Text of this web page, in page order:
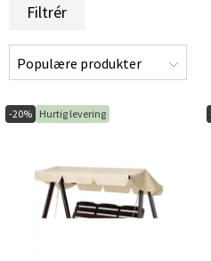
Vandtætte møbelovertræk
I sortimentet findes
andet fra AeroCover, som
møblerne tørre og har høj
sofaer, hjørnesofaer, grill og
Udforsk vores brede udvalg
hammock-beskyttelse og
gerne med tag til pavillon.
Filtrér
-20% Hurtig levering